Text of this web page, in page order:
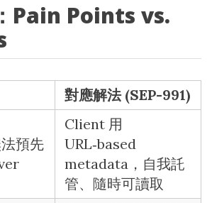
Pain Points vs.
對應解法 (SEP-991)
預先
Client 用
URL‑based
metadata，自我託
管、隨時可讀取